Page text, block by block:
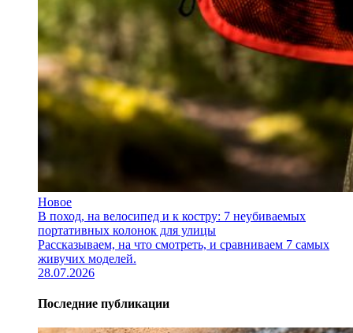
Новое
В поход, на велосипед и к костру: 7 неубиваемых
портативных колонок для улицы
Рассказываем, на что смотреть, и сравниваем 7 самых
живучих моделей.
28.07.2026
Последние публикации